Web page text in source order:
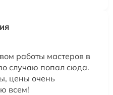
работы мастеров в
случаю попал сюда.
цены очень
всем!